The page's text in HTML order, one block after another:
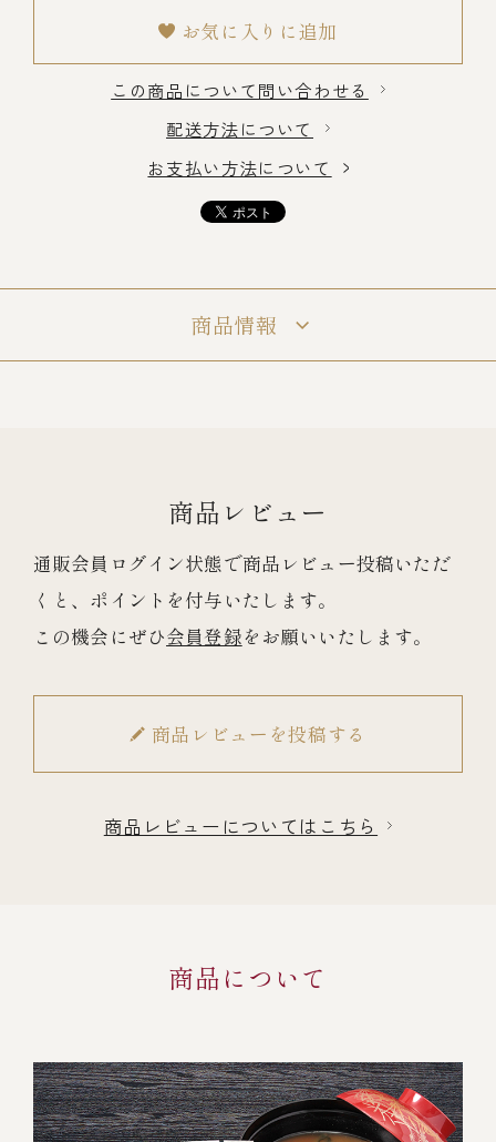
冷凍商品一覧
冷蔵商品一覧
伊勢海老料理一覧
季節限定商品
お気に入りに追加
この商品について問い合わせる
配送方法について
お支払い方法について
商品情報
商品レビュー
通販会員ログイン状態で商品レビュー投稿いただ
くと、ポイントを付与いたします。
この機会にぜひ会員登録をお願いいたします。
商品レビューを投稿する
商品レビューについてはこちら
商品について